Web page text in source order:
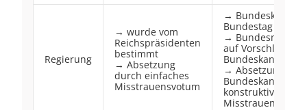
Regierung
→ wurde vom
Reichspräsidenten
bestimmt
→ Absetzung
durch einfaches
Misstrauensvotum
→
Bundestag
→
auf Vorschlag des
Bundeskanzlers
→ Absetzung des
Bundeskanzlers
konstruktives